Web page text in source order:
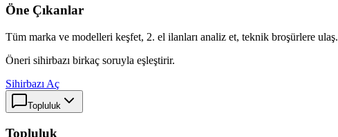
Öne Çıkanlar
Tüm marka ve modelleri keşfet, 2. el ilanları analiz et, teknik broşürlere ulaş.
Öneri sihirbazı birkaç soruyla eşleştirir.
Sihirbazı Aç
Topluluk
Topluluk